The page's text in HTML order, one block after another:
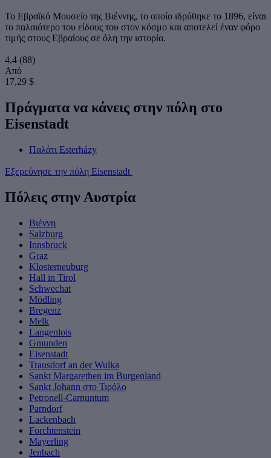
Το Εβραϊκό Μουσείο της Βιέννης, το οποίο ιδρύθηκε το 1896, είναι
το παλαιότερο του είδους του στον κόσμο και αποτελεί έναν φόρο
τιμής στους Εβραίους σε όλη την ιστορία.
4,4 (88)
Από
17,29 $
Πράγματα να κάνεις στην πόλη στο
Eisenstadt
Παλάτι Esterházy
Εξερεύνησε την πόλη Eisenstadt
Πόλεις στην Αυστρία
Βιέννη
Salzburg
Innsbruck
Graz
Klosterneuburg
Hall in Tirol
Schwechat
Mödling
Bregenz
Melk
Langenlois
Gmunden
Eisenstadt
Trausdorf an der Wulka
Sankt Margarethen im Burgenland
Sankt Johann στο Τιρόλο
Petronell-Carnuntum
Parndorf
Lackenbach
Forchtenstein
Mayerling
Jenbach